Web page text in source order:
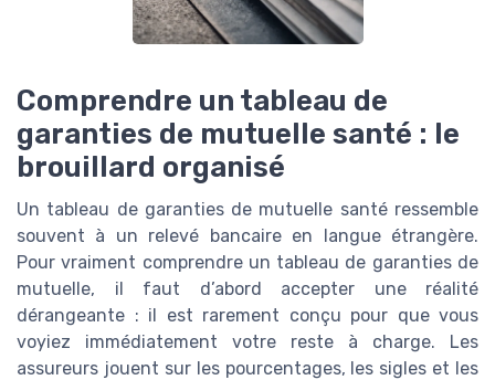
Comprendre un tableau de
garanties de mutuelle santé : le
brouillard organisé
Un tableau de garanties de mutuelle santé ressemble
souvent à un relevé bancaire en langue étrangère.
Pour vraiment comprendre un tableau de garanties de
mutuelle, il faut d’abord accepter une réalité
dérangeante : il est rarement conçu pour que vous
voyiez immédiatement votre reste à charge. Les
assureurs jouent sur les pourcentages, les sigles et les